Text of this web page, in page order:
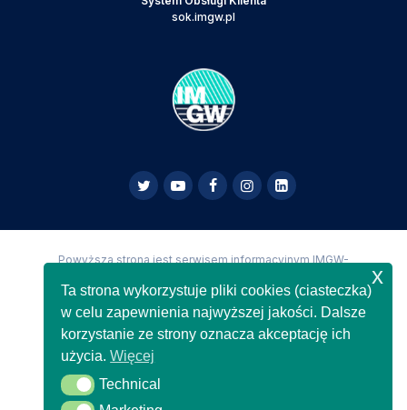
sok.imgw.pl
Powyższa strona jest serwisem informacyjnym IMGW-
Copyright IMGW-PIB Wszelkie prawa zastrzeżone
Ta strona wykorzystuje pliki cookies (ciasteczka)
w celu zapewnienia najwyższej jakości. Dalsze
korzystanie ze strony oznacza akceptację ich
użycia.Więcej
Technical
Technical
x